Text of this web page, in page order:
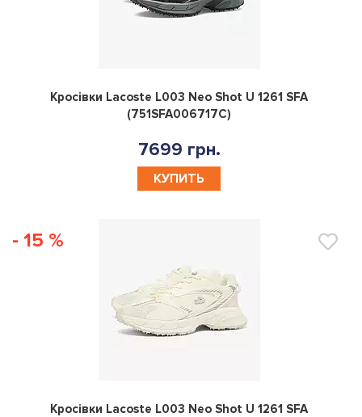
0
Кросівки Lacoste L003 Neo Shot U 1261 SFA
(751SFA006717C)
7699 грн.
КУПИТЬ
- 15 %
0
Кросівки Lacoste L003 Neo Shot U 1261 SFA